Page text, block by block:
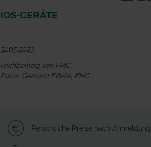
IOS-GERÄTE
31.05.2023
Fachbeitrag von FMC
Fotos: Gerhard Eißele, FMC
Persönliche Preise nach Anmeldung